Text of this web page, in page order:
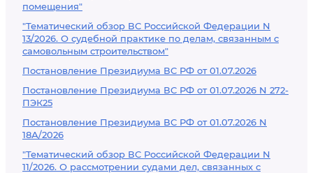
помещения"
"Тематический обзор ВС Российской Федерации N
13/2026. О судебной практике по делам, связанным с
самовольным строительством"
Постановление Президиума ВС РФ от 01.07.2026
Постановление Президиума ВС РФ от 01.07.2026 N 272-
ПЭК25
Постановление Президиума ВС РФ от 01.07.2026 N
18А/2026
"Тематический обзор ВС Российской Федерации N
11/2026. О рассмотрении судами дел, связанных с